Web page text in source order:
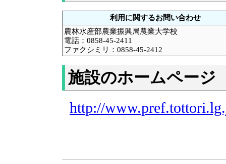
利用に関するお問い合わせ
農林水産部農業振興局農業大学校
電話：0858-45-2411
ファクシミリ：0858-45-2412
施設のホームページ
http://